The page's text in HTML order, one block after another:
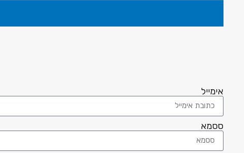
אימייל
ססמא